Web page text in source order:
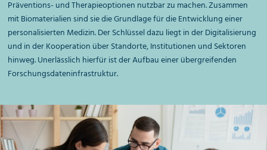
Präventions- und Therapieoptionen nutzbar zu machen. Zusammen
mit Biomaterialien sind sie die Grundlage für die Entwicklung einer
personalisierten Medizin. Der Schlüssel dazu liegt in der Digitalisierung
und in der Kooperation über Standorte, Institutionen und Sektoren
hinweg. Unerlässlich hierfür ist der Aufbau einer übergreifenden
Forschungsdateninfrastruktur.